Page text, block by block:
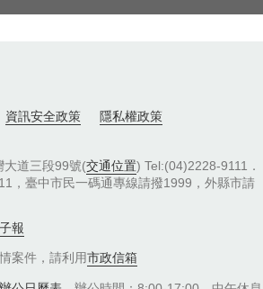
資訊安全政策 隱私權政策
大道三段99號(交通位置) Tel:(04)2228-9111．
，臺中市民一碼通專線請撥1999，外縣市請
報
案件，請利用市政信箱